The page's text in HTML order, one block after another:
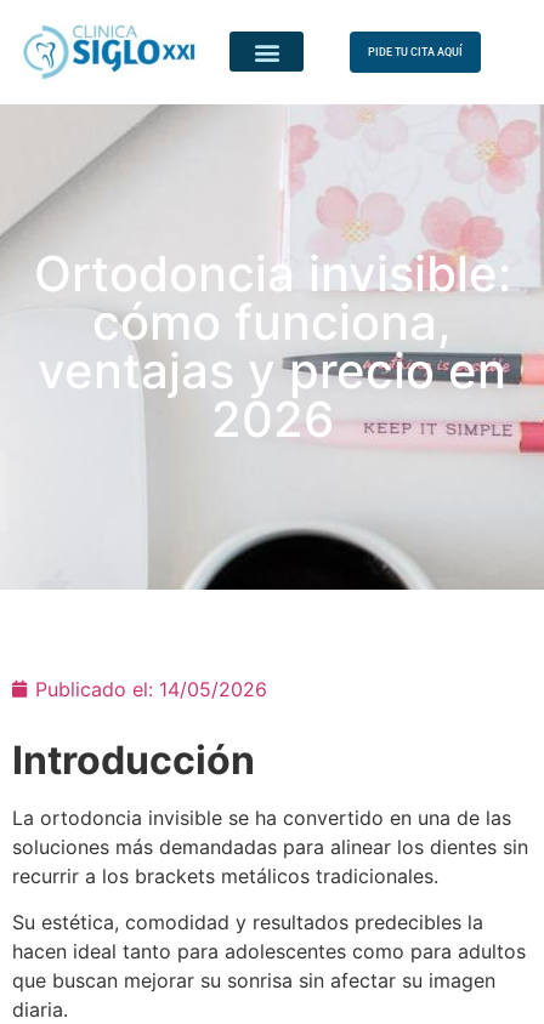
PIDE TU CITA AQUÍ
Ortodoncia invisible:
cómo funciona,
ventajas y precio en
2026
Publicado el: 14/05/2026
Introducción
La ortodoncia invisible se ha convertido en una de las
soluciones más demandadas para alinear los dientes sin
recurrir a los brackets metálicos tradicionales.
Su estética, comodidad y resultados predecibles la
hacen ideal tanto para adolescentes como para adultos
que buscan mejorar su sonrisa sin afectar su imagen
diaria.